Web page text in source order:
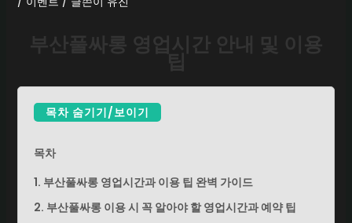
부산풀싸롱 영업시간 안내 및 이용
팁
목차 숨기기/보이기
목차
1. 부산풀싸롱 영업시간과 이용 팁 완벽 가이드
2. 부산풀싸롱 이용 시 꼭 알아야 할 영업시간과 예약 팁